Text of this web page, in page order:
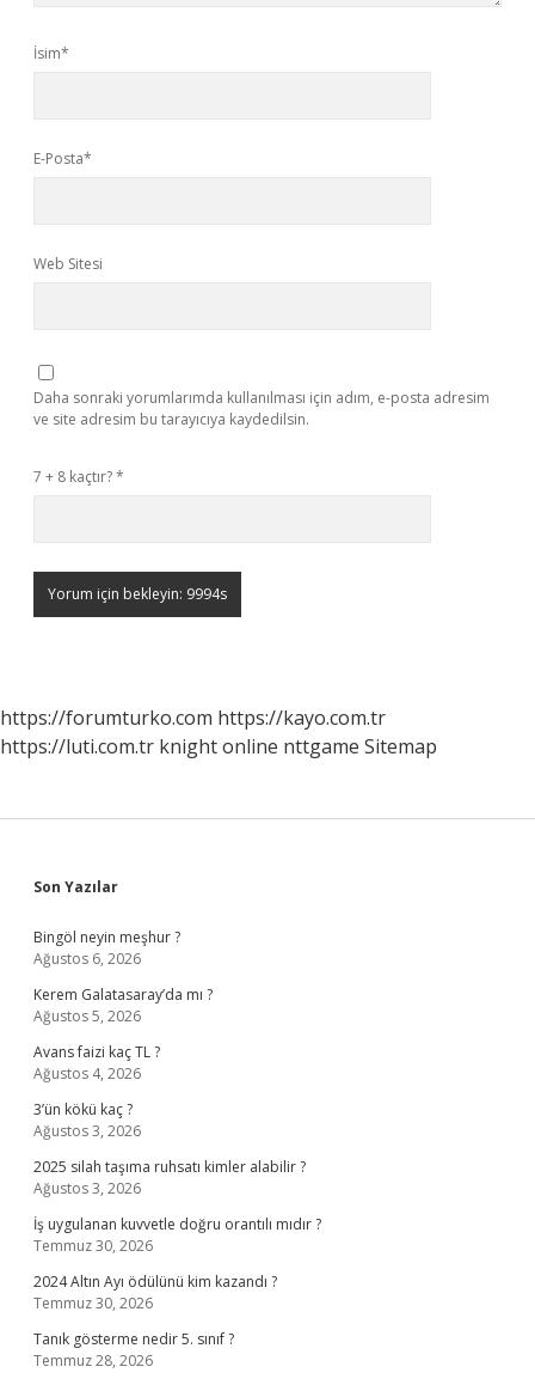
İsim*
E-Posta*
Web Sitesi
Daha sonraki yorumlarımda kullanılması için adım, e-posta adresim
ve site adresim bu tarayıcıya kaydedilsin.
7 + 8 kaçtır?*
https://forumturko.com https://kayo.com.tr
https://luti.com.tr knight online nttgame Sitemap
Sidebar
Son Yazılar
Bingöl neyin meşhur ?
Ağustos 6, 2026
Kerem Galatasaray’da mı ?
Ağustos 5, 2026
Avans faizi kaç TL ?
Ağustos 4, 2026
3’ün kökü kaç ?
Ağustos 3, 2026
2025 silah taşıma ruhsatı kimler alabilir ?
Ağustos 3, 2026
İş uygulanan kuvvetle doğru orantılı mıdır ?
Temmuz 30, 2026
2024 Altın Ayı ödülünü kim kazandı ?
Temmuz 30, 2026
Tanık gösterme nedir 5. sınıf ?
Temmuz 28, 2026